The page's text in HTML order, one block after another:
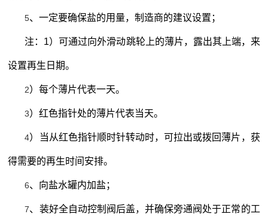
5、一定要确保盐的用量，制造商的建议设置；
注： 1）可通过向外滑动跳轮上的薄片，露出其上端，来
设置再生日期。
2）每个薄片代表一天。
3）红色指针处的薄片代表当天。
4）当从红色指针顺时针转动时，可拉出或拨回薄片，获
得需要的再生时间安排。
6、向盐水罐内加盐；
7、装好全自动控制阀后盖，并确保旁通阀处于正常的工